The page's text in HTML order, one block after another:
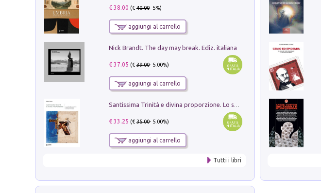
€ 38.00 (€40.00- 5%)
aggiungi al carrello
Nick Brandt. The day may break. Ediz. italiana
€ 37.05 (€39.00- 5.00%)
aggiungi al carrello
€ 33.25 (€35.00- 5.00%)
aggiungi al carrello
Tutti i libri